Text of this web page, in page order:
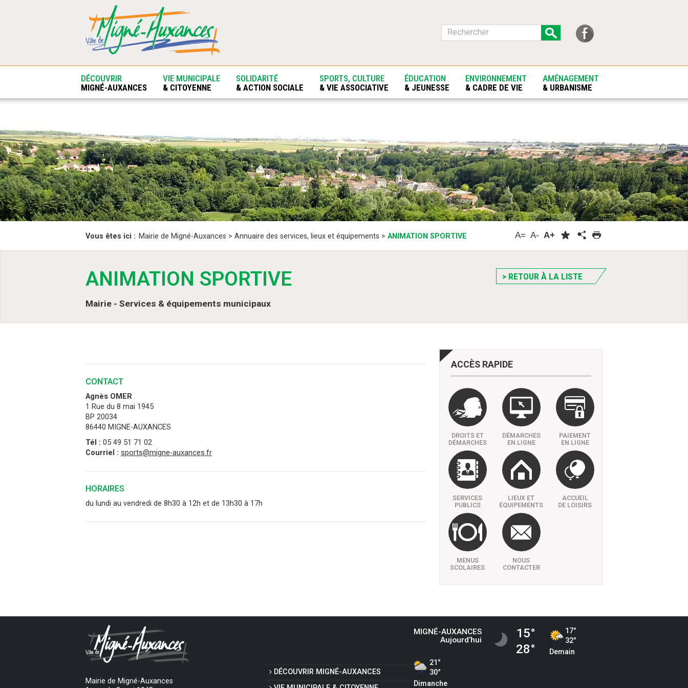
DÉCOUVRIR
MIGNÉ-AUXANCES
VIE MUNICIPALE
& CITOYENNE
SOLIDARITÉ
& ACTION SOCIALE
SPORTS, CULTURE
& VIE ASSOCIATIVE
ÉDUCATION
& JEUNESSE
ENVIRONNEMENT
& CADRE DE VIE
AMÉNAGEMENT
& URBANISME
Vous êtes ici : Mairie de Migné-Auxances > Annuaire des services, lieux et équipements > ANIMATION SPORTIVE A= A- A+
ANIMATION SPORTIVE > RETOUR À LA LISTE
Mairie - Services & équipements municipaux
CONTACT
Agnès OMER
1 Rue du 8 mai 1945
BP 20034
86440 MIGNE-AUXANCES
Tél : 05 49 51 71 02
Courriel : sports@migne-auxances.fr
HORAIRES
du lundi au vendredi de 8h30 à 12h et de 13h30 à 17h
ACCÈS RAPIDE
DROITS ET
DÉMARCHES
DÉMARCHES
EN LIGNE
PAIEMENT
EN LIGNE
SERVICES
PUBLICS
LIEUX ET
ÉQUIPEMENTS
ACCUEIL
DE LOISIRS
MENUS
SCOLAIRES
NOUS
CONTACTER
Mairie de Migné-Auxances
DÉCOUVRIRMIGNÉ-AUXANCES
MIGNÉ-AUXANCES
Aujourd’hui
15°
28°
17°
32°
Demain
21°
30°
Dimanche